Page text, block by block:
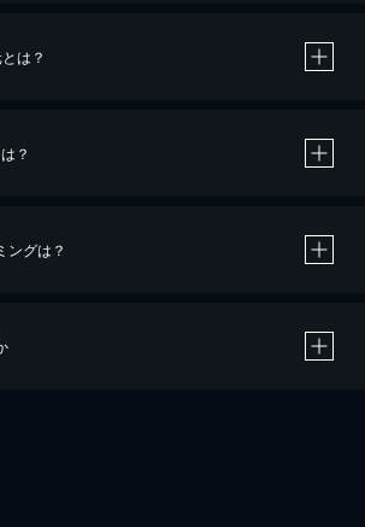
は？
クレジットカード決済による作品の購入 / レンタルです。
？
ングは？